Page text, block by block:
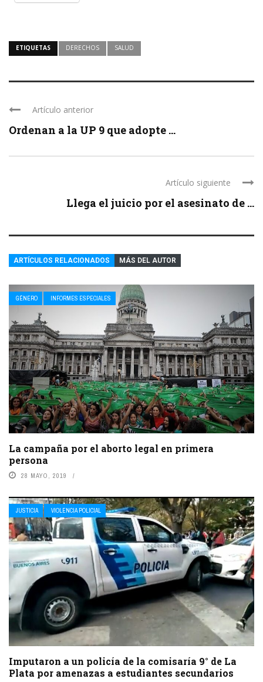
ETIQUETAS DERECHOS SALUD
Artículo anterior
Ordenan a la UP 9 que adopte ...
Artículo siguiente
Llega el juicio por el asesinato de ...
ARTÍCULOS RELACIONADOS MÁS DEL AUTOR
GÉNERO INFORMES ESPECIALES
La campaña por el aborto legal en primera
persona
28 MAYO, 2019
JUSTICIA VIOLENCIA POLICIAL
Imputaron a un policía de la comisaría 9° de La
Plata por amenazas a estudiantes secundarios